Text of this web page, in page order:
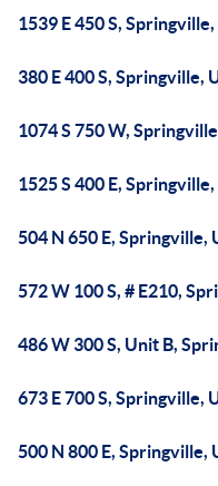
1539 E 450 S,
380 E 400 S, Springville,
1074 S 750 W,
1525 S 400 E,
504 N 650 E, Springville,
572 W 100 S, # E210,
486 W 300 S, Unit B,
673 E 700 S, Springville,
500 N 800 E, Springville,